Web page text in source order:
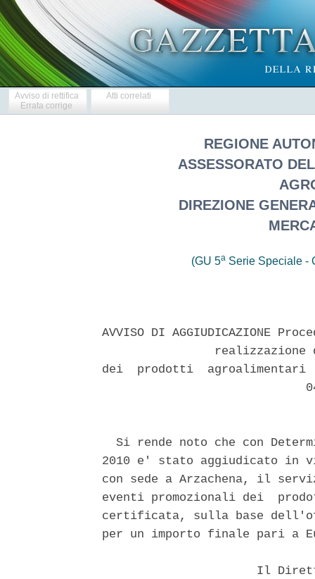
Avviso di rettifica
Errata corrige
Atti correlati
REGIONE
ASSESSORATO
DIREZIONE
(GU 5a Serie Speciale -
AVVISO DI AGGIUDICAZIONE
dei  prodotti
Si rende noto che con
2010 e' stato aggiudicato in
con sede a Arzachena, il
eventi promozionali dei
certificata, sulla base
per un importo finale pari a
Il